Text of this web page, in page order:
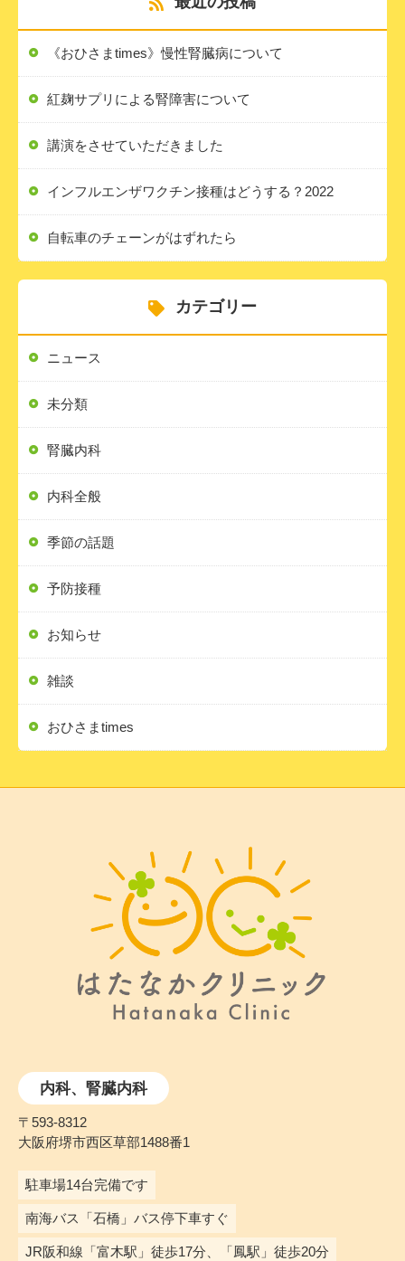
カテゴリー
ニュース
未分類
腎臓内科
内科全般
季節の話題
予防接種
お知らせ
雑談
おひさまtimes
《おひさまtimes》慢性腎臓病について
紅麹サプリによる腎障害について
講演をさせていただきました
インフルエンザワクチン接種はどうする？2022
自転車のチェーンがはずれたら
内科、腎臓内科
〒593-8312
大阪府堺市西区草部1488番1
駐車場14台完備です
南海バス「石橋」バス停下車すぐ
JR阪和線「富木駅」徒歩17分、「鳳駅」徒歩20分